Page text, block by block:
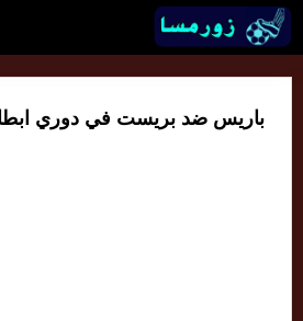
باريس ضد بريست في دوري ابطال